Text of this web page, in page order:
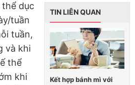
TIN LIÊN QUAN
Kết hợp bánh mì với
dục
tuần
tuần,
và khi
thể
khi